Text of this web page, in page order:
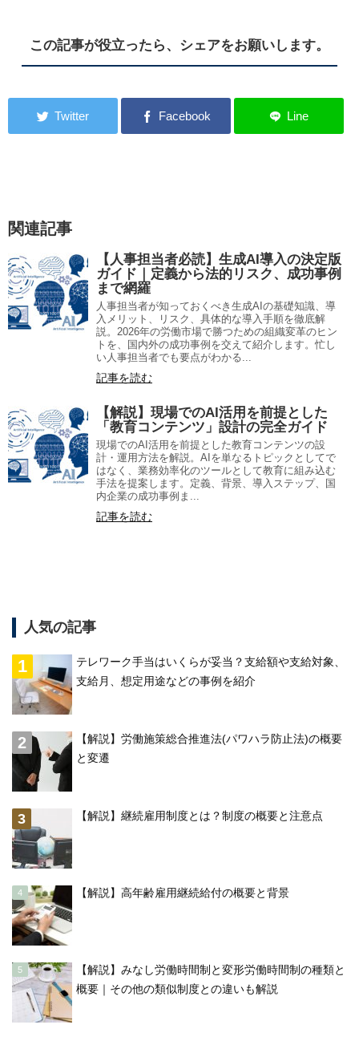
この記事が役立ったら、シェアをお願いします。
関連記事
【人事担当者必読】生成AI導入の決定版
ガイド｜定義から法的リスク、成功事例
まで網羅
人事担当者が知っておくべき生成AIの基礎知識、導
入メリット、リスク、具体的な導入手順を徹底解
説。2026年の労働市場で勝つための組織変革のヒン
トを、国内外の成功事例を交えて紹介します。忙し
い人事担当者でも要点がわかる...
記事を読む
【解説】現場でのAI活用を前提とした
「教育コンテンツ」設計の完全ガイド
現場でのAI活用を前提とした教育コンテンツの設
計・運用方法を解説。AIを単なるトピックとしてで
はなく、業務効率化のツールとして教育に組み込む
手法を提案します。定義、背景、導入ステップ、国
内企業の成功事例ま...
記事を読む
人気の記事
テレワーク手当はいくらが妥当？支給額や支給対象、
支給月、想定用途などの事例を紹介
【解説】労働施策総合推進法(パワハラ防止法)の概要
と変遷
【解説】継続雇用制度とは？制度の概要と注意点
【解説】高年齢雇用継続給付の概要と背景
【解説】みなし労働時間制と変形労働時間制の種類と
概要｜その他の類似制度との違いも解説